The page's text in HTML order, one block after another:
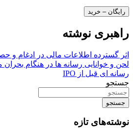
رایگان – خرید
راهبری نوشته
اثر گسترده اطلاعات مالی در ادغام و
لحن و خوانایی رسانه ها در هنگام
رسانه ای قبل از IPO
جستجو
جستجو
نوشته‌های تازه